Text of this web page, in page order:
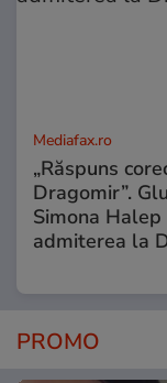
Mediafax.ro
„Răspuns
Dragomir”.
Simona
admiterea la
PROMO